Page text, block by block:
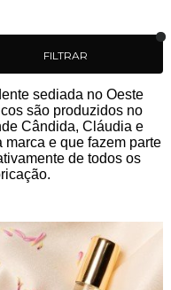
FILTRAR
sediada no Oeste
são produzidos no
Cândida, Cláudia e
e que fazem parte
de todos os